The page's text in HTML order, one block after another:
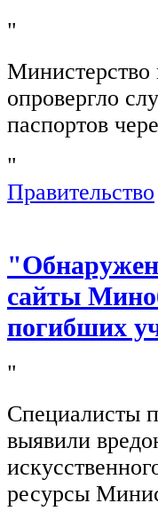
"
Министерство
опровергло
паспортов
"
Правительство
сайты
погибших
"
Специалисты
выявили
ресурсы